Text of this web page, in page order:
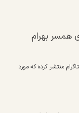
بهرام
منتشر کرده که مورد